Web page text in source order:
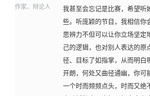
作家、辩论人
我甚至会忘记是比赛，希望听
些。听庞颖的节目，我相信你
思辨力不但可以让你立场坚定
己的逻辑，也对别人表达的原
径、目标了如指掌，从而明白
开朗，何处又曲径通幽，你可
一个时而频频点头，时而又绝